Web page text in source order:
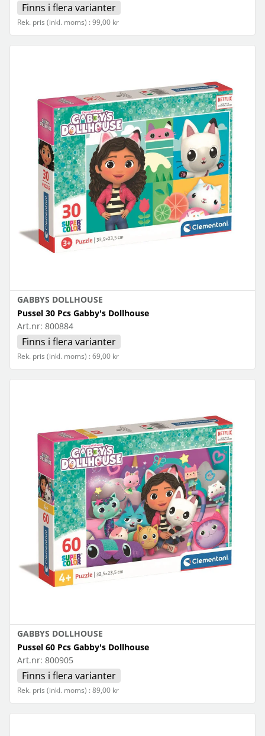
Finns i flera varianter
Rek. pris (inkl. moms) : 99,00 kr
GABBYS DOLLHOUSE
Pussel 30 Pcs Gabby's Dollhouse
Art.nr: 800884
Finns i flera varianter
Rek. pris (inkl. moms) : 69,00 kr
GABBYS DOLLHOUSE
Pussel 60 Pcs Gabby's Dollhouse
Art.nr: 800905
Finns i flera varianter
Rek. pris (inkl. moms) : 89,00 kr